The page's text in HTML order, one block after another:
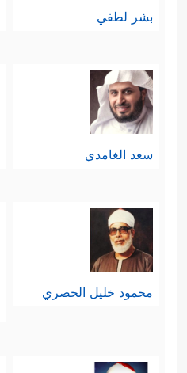
بشر لطفي
سعد الغامدي
محمود خليل الحصري